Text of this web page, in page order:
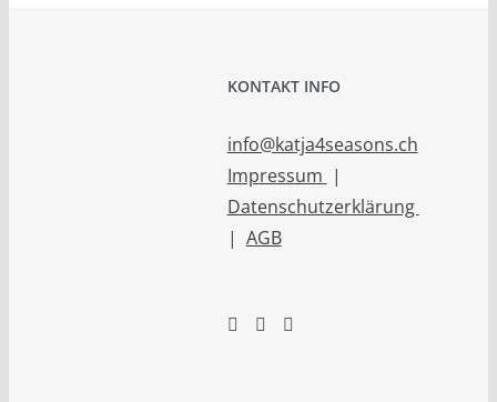
KONTAKT INFO
info@katja4seasons.ch
Impressum |
Datenschutzerklärung
| AGB